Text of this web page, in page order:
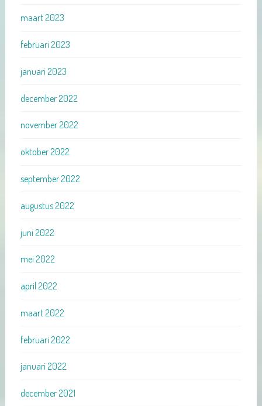
maart 2023
februari 2023
januari 2023
december 2022
november 2022
oktober 2022
september 2022
augustus 2022
juni 2022
mei 2022
april 2022
maart 2022
februari 2022
januari 2022
december 2021